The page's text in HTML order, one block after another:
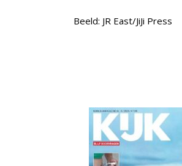
Beeld: JR East/JiJi Press